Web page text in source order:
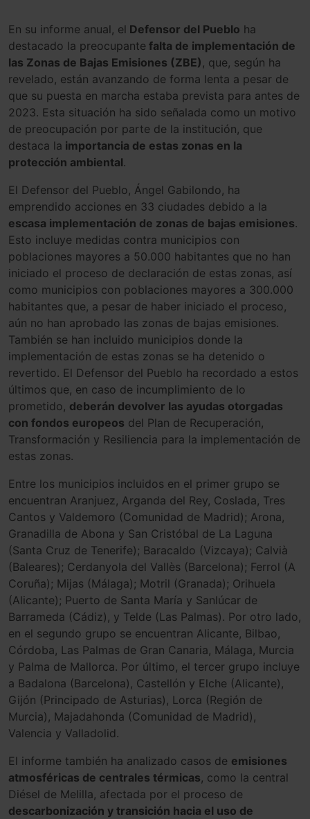
En su informe anual, el Defensor del Pueblo ha
destacado la preocupante falta de implementación de
las Zonas de Bajas Emisiones (ZBE) , que, según ha
revelado, están avanzando de forma lenta a pesar de
que su puesta en marcha estaba prevista para antes de
2023. Esta situación ha sido señalada como un motivo
de preocupación por parte de la institución, que
destaca la importancia de estas zonas en la
protección ambiental.
El Defensor del Pueblo, Ángel Gabilondo, ha
emprendido acciones en 33 ciudades debido a la
escasa implementación de zonas de bajas emisiones.
Esto incluye medidas contra municipios con
poblaciones mayores a 50.000 habitantes que no han
iniciado el proceso de declaración de estas zonas, así
como municipios con poblaciones mayores a 300.000
habitantes que, a pesar de haber iniciado el proceso,
aún no han aprobado las zonas de bajas emisiones.
También se han incluido municipios donde la
implementación de estas zonas se ha detenido o
revertido. El Defensor del Pueblo ha recordado a estos
últimos que, en caso de incumplimiento de lo
prometido, deberán devolver las ayudas otorgadas
con fondos europeos del Plan de Recuperación,
Transformación y Resiliencia para la implementación de
estas zonas.
Entre los municipios incluidos en el primer grupo se
encuentran Aranjuez, Arganda del Rey, Coslada, Tres
Cantos y Valdemoro (Comunidad de Madrid); Arona,
Granadilla de Abona y San Cristóbal de La Laguna
(Santa Cruz de Tenerife); Baracaldo (Vizcaya); Calvià
(Baleares); Cerdanyola del Vallès (Barcelona); Ferrol (A
Coruña); Mijas (Málaga); Motril (Granada); Orihuela
(Alicante); Puerto de Santa María y Sanlúcar de
Barrameda (Cádiz), y Telde (Las Palmas). Por otro lado,
en el segundo grupo se encuentran Alicante, Bilbao,
Córdoba, Las Palmas de Gran Canaria, Málaga, Murcia
y Palma de Mallorca. Por último, el tercer grupo incluye
a Badalona (Barcelona), Castellón y Elche (Alicante),
Gijón (Principado de Asturias), Lorca (Región de
Murcia), Majadahonda (Comunidad de Madrid),
Valencia y Valladolid.
El informe también ha analizado casos de emisiones
atmosféricas de centrales térmicas, como la central
Diésel de Melilla, afectada por el proceso de
descarbonización y transición hacia el uso de